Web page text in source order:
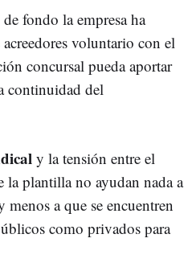
fondo la empresa ha
voluntario con el
concursal pueda aportar
continuidad del
y la tensión entre el
la plantilla no ayudan nada a
menos a que se encuentren
como privados para